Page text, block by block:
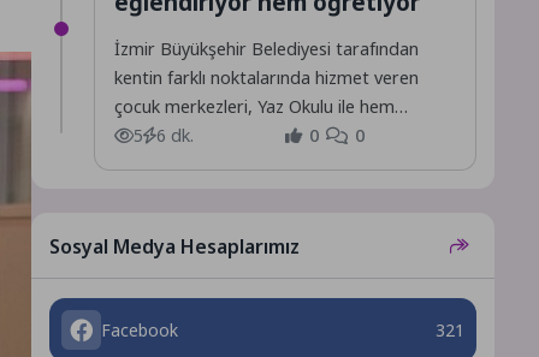
İzmir Büyükşehir Belediyesi tarafından
kentin farklı noktalarında hizmet veren
çocuk merkezleri, Yaz Okulu ile hem
öğretiyor hem de eğlendiriyor.
5 6 dk. 0 0
Sosyal Medya Hesaplarımız
Facebook 321